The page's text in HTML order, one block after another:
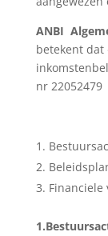
ANBI
betekent
nr 22052479